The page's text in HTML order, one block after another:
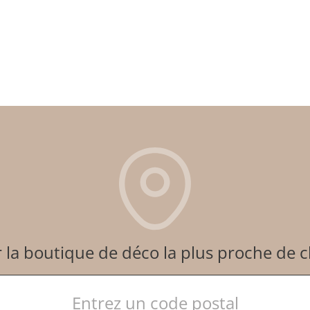
la boutique de déco la plus proche de